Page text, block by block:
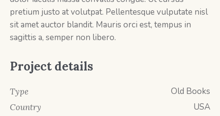
pretium justo at volutpat. Pellentesque vulputate nisl
sit amet auctor blandit. Mauris orci est, tempus in
sagittis a, semper non libero.
Project details
Type Old Books
Country USA